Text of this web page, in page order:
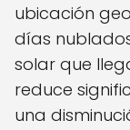
ubicación
días
solar que
reduce
una